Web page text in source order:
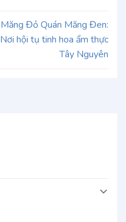
Măng Đỏ Quán Măng Đen:
Nơi hội tụ tinh hoa ẩm thực
Tây Nguyên